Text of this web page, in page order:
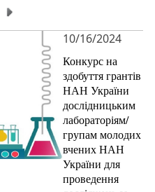
10/16/2024
Конкурс на
здобуття грантів
НАН України
дослідницьким
лабораторіям/
групам молодих
вчених НАН
України для
проведення